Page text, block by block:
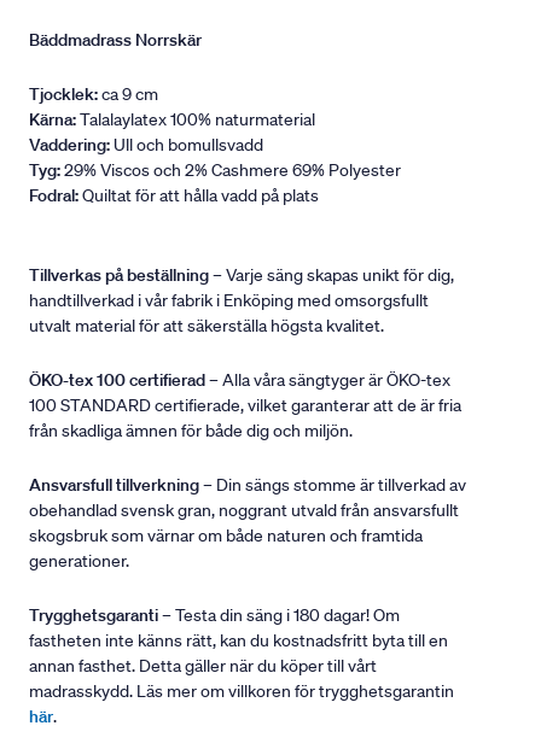
Bäddmadrass Norrskär
Tjocklek:ca 9 cm
Kärna:Talalaylatex 100% naturmaterial
Vaddering: Ull och bomullsvadd
Tyg:29% Viscos och 2% Cashmere 69% Polyester
Fodral:Quiltat för att hålla vadd på plats
Tillverkas på beställning– Varje säng skapas unikt för dig,
handtillverkad i vår fabrik i Enköping med omsorgsfullt
utvalt material för att säkerställa högsta kvalitet.
ÖKO-tex 100 certifierad– Alla våra sängtyger är ÖKO-tex
100 STANDARD certifierade, vilket garanterar att de är fria
från skadliga ämnen för både dig och miljön.
Ansvarsfull tillverkning– Din sängs stomme är tillverkad av
obehandlad svensk gran, noggrant utvald från ansvarsfullt
skogsbruk som värnar om både naturen och framtida
generationer.
Trygghetsgaranti– Testa din säng i 180 dagar! Om
fastheten inte känns rätt, kan du kostnadsfritt byta till en
annan fasthet. Detta gäller när du köper till vårt
madrasskydd. Läs mer om villkoren för trygghetsgarantin
här.